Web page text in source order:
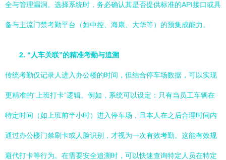
全与管理漏洞。选择系统时，务必确认其是否提供标准的API接口或具
备与主流门禁考勤平台（如中控、海康、大华等）的预集成能力。
2. “人车关联”的精准考勤与追溯
传统考勤仅记录人进入办公楼的时间，但结合停车场数据，可以实现
更精准的“上班打卡”逻辑。例如，系统可以设定：只有当员工车辆在
特定时间（如上班前半小时）进入停车场，且本人在之后合理时间内
通过办公楼门禁刷卡或人脸识别，才视为一次有效考勤。这能有效规
避代打卡等行为。在需要安全追溯时，可以快速查询特定人员在特定